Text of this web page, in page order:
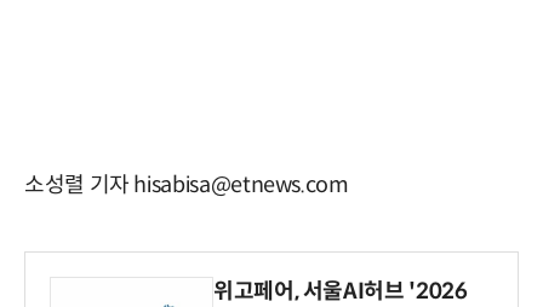
소성렬 기자 hisabisa@etnews.com
위고페어, 서울AI허브 '2026